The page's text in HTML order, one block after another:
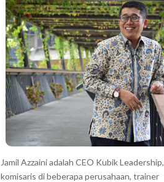
Jamil Azzaini adalah CEO Kubik Leadership,
komisaris di beberapa perusahaan, trainer